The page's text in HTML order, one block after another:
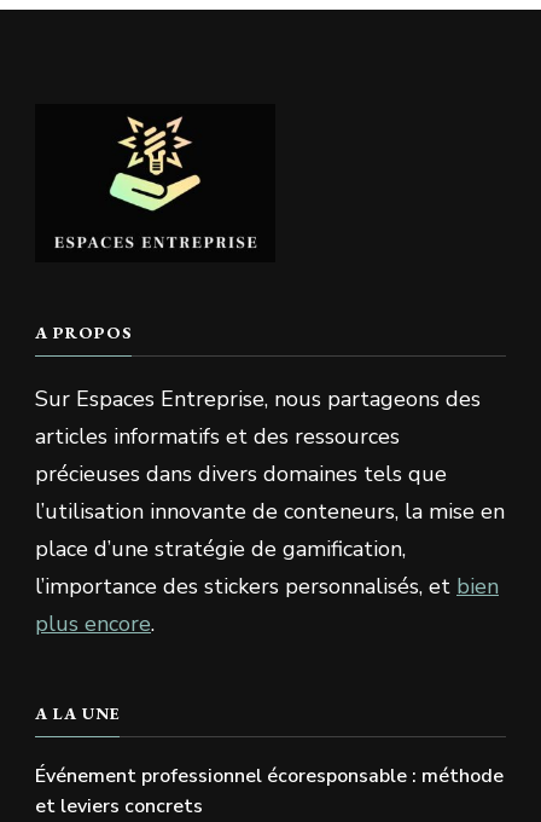
A PROPOS
Sur Espaces Entreprise, nous partageons des
articles informatifs et des ressources
précieuses dans divers domaines tels que
l’utilisation innovante de conteneurs, la mise en
place d’une stratégie de gamification,
l’importance des stickers personnalisés, et bien
plus encore.
A LA UNE
Événement professionnel écoresponsable : méthode
et leviers concrets